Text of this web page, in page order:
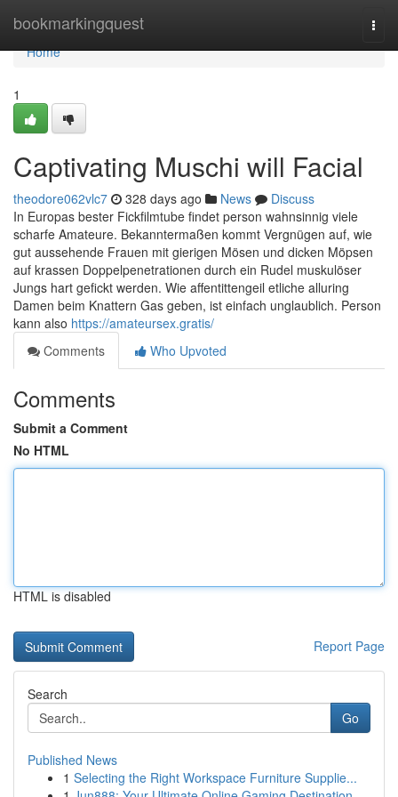
bookmarkingquest
Home
Home
1
Captivating Muschi will Facial
theodore062vlc7 328 days ago News
Discuss
In Europas bester Fickfilmtube findet person wahnsinnig viele
scharfe Amateure. Bekanntermaßen kommt Vergnügen auf, wie
gut aussehende Frauen mit gierigen Mösen und dicken Möpsen
auf krassen Doppelpenetrationen durch ein Rudel muskulöser
Jungs hart gefickt werden. Wie affentittengeil etliche alluring
Damen beim Knattern Gas geben, ist einfach unglaublich. Person
kann also https://amateursex.gratis/
Comments
Who Upvoted
Comments
Submit a Comment
No HTML
HTML is disabled
Report Page
Search
Go
Published News
1 Selecting the Right Workspace Furniture Supplie...